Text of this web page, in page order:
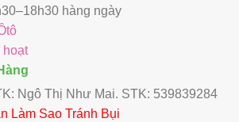
hàng ngày
hoạt
Ngô Thị Như Mai. STK: 539839284
Làm Sao Tránh Bụi